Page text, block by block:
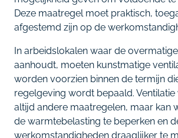
Deze maatregel moet praktisch,
afgestemd zijn op de
In arbeidslokalen waar de
aanhoudt, moeten kunstmatige
worden voorzien binnen de termijn
regelgeving wordt bepaald.
altijd andere maatregelen, maar kan
de warmtebelasting te beperken en
werkomstandigheden draaglijker te